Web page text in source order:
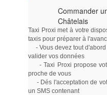
Commander
Châtelais
Taxi Proxi met à votre
taxis pour préparer à
- Vous devez tout d'abord
valider vos données
- Taxi Proxi propose
proche de vous
- Dés l'acceptation de
un SMS contenant